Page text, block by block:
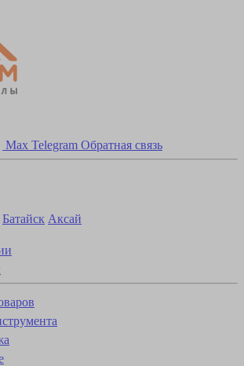
Max Telegram Обратная связь
Батайск Аксай